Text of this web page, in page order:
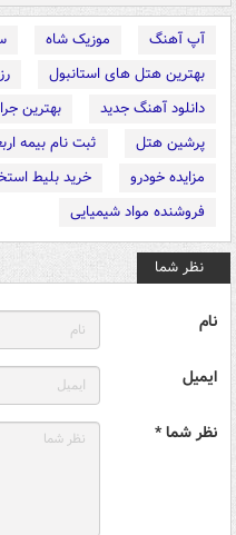
آپ آهنگ موزیک شاه
بهترین هتل های استانبول
دانلود آهنگ جدید
بهترین
پرشین هتل
ثبت نام بیمه
مزایده خودرو
خرید بلیط
فروشنده مواد شیمیایی
نظر شما
نام
ایمیل
نظر شما *